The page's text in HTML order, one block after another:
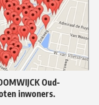
Oud-
inwoners.